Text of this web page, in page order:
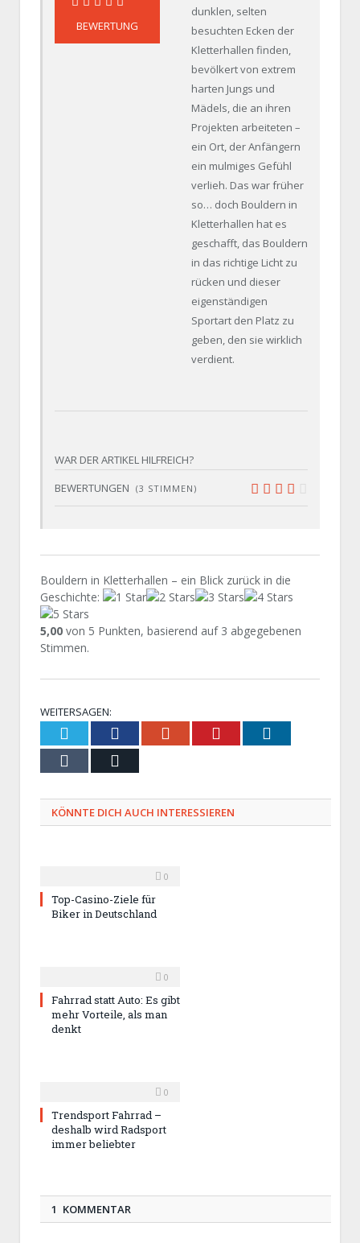
93%
BEWERTUNG
dunklen, selten
besuchten Ecken der
Kletterhallen finden,
bevölkert von extrem
harten Jungs und
Mädels, die an ihren
Projekten arbeiteten –
ein Ort, der Anfängern
ein mulmiges Gefühl
verlieh. Das war früher
so… doch Bouldern in
Kletterhallen hat es
geschafft, das Bouldern
in das richtige Licht zu
rücken und dieser
eigenständigen
Sportart den Platz zu
geben, den sie wirklich
verdient.
WAR DER ARTIKEL HILFREICH?
BEWERTUNGEN (3 STIMMEN)
Bouldern in Kletterhallen – ein Blick zurück in die
Geschichte:
5,00 von 5 Punkten, basierend auf 3 abgegebenen
Stimmen.
WEITERSAGEN:
Twitter Facebook Google+ Pinterest
Tumblr
KÖNNTE DICH AUCH INTERESSIEREN
0
Top-Casino-Ziele für
Biker in Deutschland
0
Fahrrad statt Auto: Es gibt
mehr Vorteile, als man
denkt
0
Trendsport Fahrrad –
deshalb wird Radsport
immer beliebter
1 KOMMENTAR